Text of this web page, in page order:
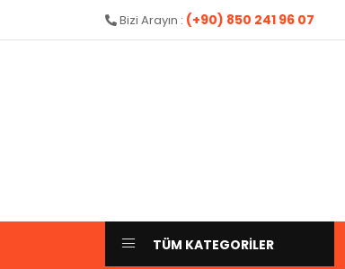
Bizi Arayın : (+90) 850 241 96 07
TÜM KATEGORİLER